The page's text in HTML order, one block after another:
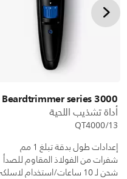
Beardtrimmer series 3000
أداة تشذيب اللحية
QT4000/13
إعدادات طول بدقة تبلغ 1 مم
شفرات من الفولاذ المقاوم للصدأ
شحن لـ 10 ساعات/استخدام